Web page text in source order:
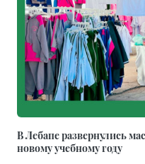
В Лебапе развернулись
новому учебному году